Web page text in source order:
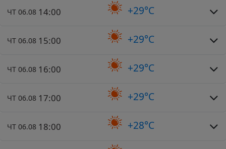
ЧТ 06.08 14:00 +29°C
ЧТ 06.08 15:00 +29°C
ЧТ 06.08 16:00 +29°C
ЧТ 06.08 17:00 +29°C
ЧТ 06.08 18:00 +28°C